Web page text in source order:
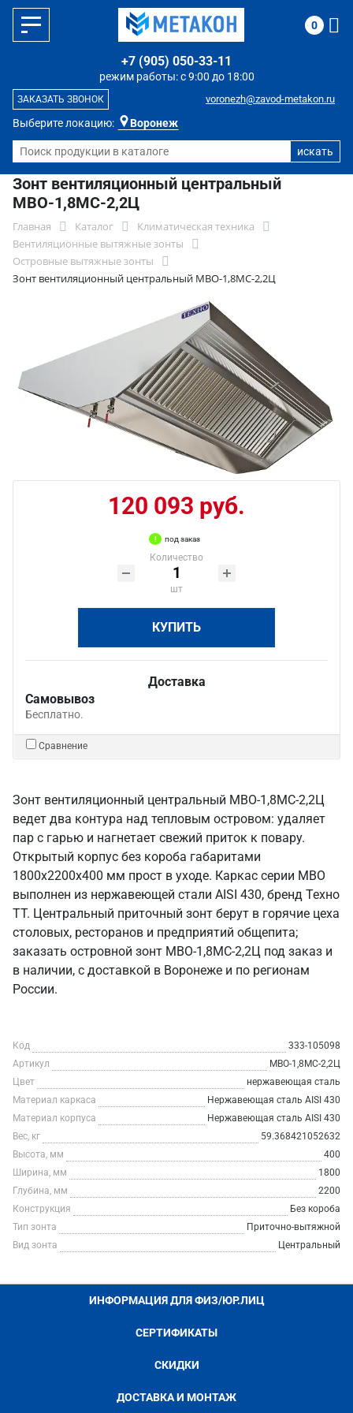
Выберите локацию: Воронеж
режим работы: с 9:00 до 18:00
+7 (905) 050-33-11
voronezh@zavod-metakon.ru
ЗАКАЗАТЬ ЗВОНОК
0
Зонт вентиляционный центральный
МВО-1,8МС-2,2Ц
Главная Каталог
Климатическая техника
Вентиляционные вытяжные зонты
Островные вытяжные зонты
Зонт вентиляционный центральный МВО-1,8МС-2,2Ц
120 093 руб.
под заказ
Количество
шт
КУПИТЬ
Доставка
Самовывоз
Бесплатно.
Сравнение
Зонт вентиляционный центральный МВО-1,8МС-2,2Ц
ведет два контура над тепловым островом: удаляет
пар с гарью и нагнетает свежий приток к повару.
Открытый корпус без короба габаритами
1800х2200х400 мм прост в уходе. Каркас серии МВО
выполнен из нержавеющей стали AISI 430, бренд Техно
ТТ. Центральный приточный зонт берут в горячие цеха
столовых, ресторанов и предприятий общепита;
заказать островной зонт МВО-1,8МС-2,2Ц под заказ и
в наличии, с доставкой в Воронеже и по регионам
России.
Код
333-105098
Артикул
МВО-1,8МС-2,2Ц
Цвет
нержавеющая сталь
Материал каркаса
Нержавеющая сталь AISI 430
Материал корпуса
Нержавеющая сталь AISI 430
Вес, кг
59.368421052632
Высота, мм
400
Ширина, мм
1800
Глубина, мм
2200
Конструкция
Без короба
Тип зонта
Приточно-вытяжной
Вид зонта
Центральный
ИНФОРМАЦИЯ ДЛЯ ФИЗ/ЮР.ЛИЦ
СЕРТИФИКАТЫ
СКИДКИ
ДОСТАВКА И МОНТАЖ